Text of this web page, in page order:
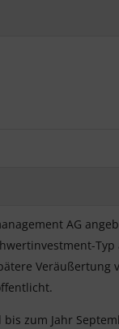
AG
Veräußertung
zum Jahr